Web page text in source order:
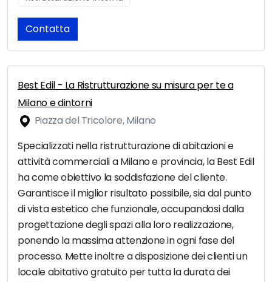
Contatta
Best Edil - La Ristrutturazione su misura per te a
Milano e dintorni
Piazza del Tricolore, Milano
Specializzati nella ristrutturazione di abitazioni e
attività commerciali a Milano e provincia, la Best Edil
ha come obiettivo la soddisfazione del cliente.
Garantisce il miglior risultato possibile, sia dal punto
di vista estetico che funzionale, occupandosi dalla
progettazione degli spazi alla loro realizzazione,
ponendo la massima attenzione in ogni fase del
processo. Mette inoltre a disposizione dei clienti un
locale abitativo gratuito per tutta la durata dei